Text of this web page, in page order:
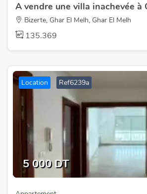
Bizerte, Ghar El Melh, Ghar El Melh
135.369
Location Ref6239a
5 000 DT